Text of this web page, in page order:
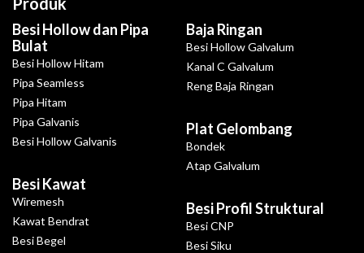
Besi Hollow dan Pipa
Bulat
Besi Hollow Hitam
Pipa Seamless
Pipa Hitam
Pipa Galvanis
Besi Hollow Galvanis
Besi Kawat
Wiremesh
Kawat Bendrat
Besi Begel
Baja Ringan
Besi Hollow Galvalum
Kanal C Galvalum
Reng Baja Ringan
Plat Gelombang
Bondek
Atap Galvalum
Besi Profil Struktural
Besi CNP
Besi Siku